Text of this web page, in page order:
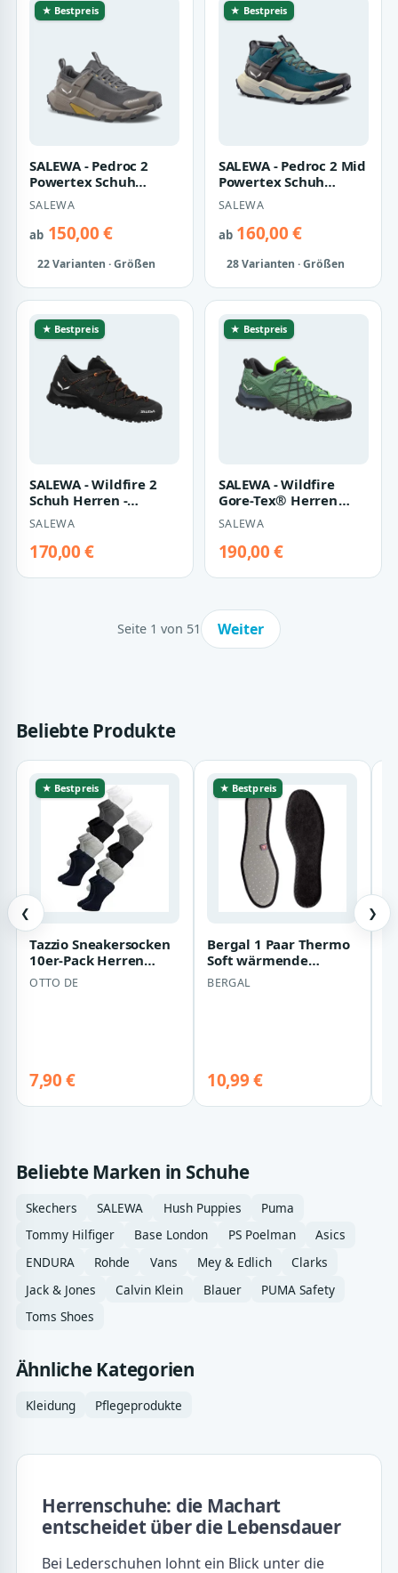
★ Bestpreis
SALEWA - Pedroc 2
Powertex Schuh
Herren - Schwarz
(Gr.47)
SALEWA
ab150,00 €
22 Varianten · Größen
★ Bestpreis
SALEWA - Pedroc 2 Mid
Powertex Schuh
Herren - Schwarz
(Gr.48,5)
SALEWA
ab160,00 €
28 Varianten · Größen
★ Bestpreis
SALEWA - Wildfire 2
Schuh Herren -
Schwarz (Gr.40,5)
SALEWA
170,00 €
★ Bestpreis
SALEWA - Wildfire
Gore-Tex® Herren
Schuhe - Grün (Gr.44)
SALEWA
190,00 €
Seite 1 von 51 Weiter
Beliebte Produkte
❮
★ Bestpreis
Tazzio Sneakersocken
10er-Pack Herren
Sneaker Socken A906
(Set, 10-Paa…
OTTO DE
7,90 €
★ Bestpreis
Bergal 1 Paar Thermo
Soft wärmende
Winter Schuh-Einlage,
Einlegesohle…
BERGAL
10,99 €
❯
Beliebte Marken in Schuhe
Skechers SALEWA Hush Puppies
Puma
Tommy Hilfiger
Base London PS Poelman
Asics
ENDURA
Rohde Vans Mey & Edlich
Clarks
Jack & Jones
Calvin Klein Blauer
PUMA Safety
Toms Shoes
Ähnliche Kategorien
Kleidung Pflegeprodukte
Herrenschuhe: die Machart
entscheidet über die Lebensdauer
Bei Lederschuhen lohnt ein Blick unter die